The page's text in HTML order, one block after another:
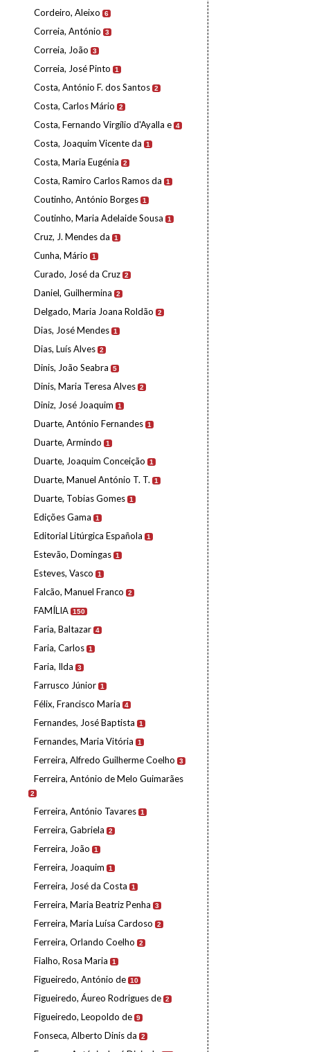
Cordeiro, Aleixo 6
Correia, António 3
Correia, João 3
Correia, José Pinto 1
Costa, António F. dos Santos 2
Costa, Carlos Mário 2
Costa, Fernando Virgílio d'Ayalla e 4
Costa, Joaquim Vicente da 1
Costa, Maria Eugénia 2
Costa, Ramiro Carlos Ramos da 1
Coutinho, António Borges 1
Coutinho, Maria Adelaide Sousa 1
Cruz, J. Mendes da 1
Cunha, Mário 1
Curado, José da Cruz 2
Daniel, Guilhermina 2
Delgado, Maria Joana Roldão 2
Dias, José Mendes 1
Dias, Luís Alves 2
Dinis, João Seabra 5
Dinis, Maria Teresa Alves 2
Diniz, José Joaquim 1
Duarte, António Fernandes 1
Duarte, Armindo 1
Duarte, Joaquim Conceição 1
Duarte, Manuel António T. T. 1
Duarte, Tobias Gomes 1
Edições Gama 1
Editorial Litúrgica Española 1
Estevão, Domingas 1
Esteves, Vasco 1
Falcão, Manuel Franco 2
FAMÍLIA 150
Faria, Baltazar 4
Faria, Carlos 1
Faria, Ilda 3
Farrusco Júnior 1
Félix, Francisco Maria 4
Fernandes, José Baptista 1
Fernandes, Maria Vitória 1
Ferreira, Alfredo Guilherme Coelho 3
Ferreira, António de Melo Guimarães
2
Ferreira, António Tavares 1
Ferreira, Gabriela 2
Ferreira, João 1
Ferreira, Joaquim 1
Ferreira, José da Costa 1
Ferreira, Maria Beatriz Penha 3
Ferreira, Maria Luísa Cardoso 2
Ferreira, Orlando Coelho 2
Fialho, Rosa Maria 1
Figueiredo, António de 10
Figueiredo, Áureo Rodrigues de 2
Figueiredo, Leopoldo de 9
Fonseca, Alberto Dinis da 2